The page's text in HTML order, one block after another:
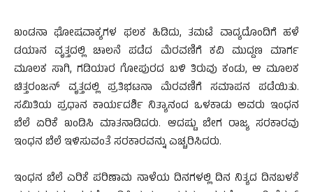
ಖಂಡನಾ ಘೋಷವಾಕ್ಯಗಳ ಫಲಕ ಹಿಡಿದು, ತಮಟೆ ವಾದ್ಯದೊಂದಿಗೆ ಹಳೆ
ಡಯಾನ ವೃತ್ತದಲ್ಲಿ ಚಾಲನೆ ಪಡೆದ ಮೆರವಣಿಗೆ ಕವಿ ಮುದ್ದಣ ಮಾರ್ಗ
ಮೂಲಕ ಸಾಗಿ, ಗಡಿಯಾರ ಗೋಪುರದ ಬಳಿ ತಿರುವು ಕಂಡು, ಆ ಮೂಲಕ
ಚಿತ್ತರಂಜನ್ ವೃತ್ತದಲ್ಲಿ ಪ್ರತಿಭಟನಾ ಮೆರವಣಿಗೆ ಸಮಾಪನ ಪಡೆಯಿತು.
ಸಮಿತಿಯ ಪ್ರಧಾನ ಕಾರ್ಯದರ್ಶಿ ನಿತ್ಯಾನಂದ ಒಳಕಾಡು ಅವರು ಇಂಧನ
ಬೆಲೆ ಏರಿಕೆ ಖಂಡಿಸಿ ಮಾತನಾಡಿದರು. ಆದಷ್ಟು ಬೇಗ ರಾಜ್ಯ ಸರಕಾರವು
ಇಂಧನ ಬೆಲೆ ಇಳಿಸುವಂತೆ ಸರಕಾರವನ್ನು ಎಚ್ಚರಿಸಿದರು.
ಇಂಧನ ಬೆಲೆ ಎರಿಕೆ ಪರಿಣಾಮ ನಾಳೆಯ ದಿನಗಳಲ್ಲಿ ದಿನ ನಿತ್ಯದ ದಿನಬಳಕೆ